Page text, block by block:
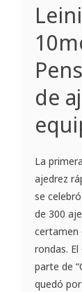
de
La
ajedrez
se
de 300
certamen
rondas.
parte de
quedó